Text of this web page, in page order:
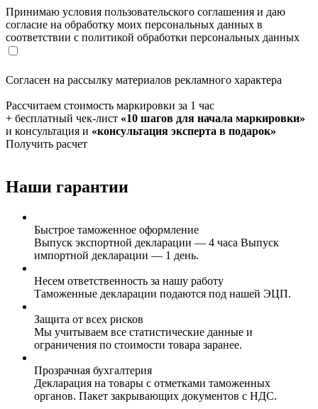
Принимаю условия пользовательского соглашения и даю
согласие на обработку моих персональных данных в
соответствии с политикой обработки персональных данных
Согласен на рассылку материалов рекламного характера
Рассчитаем стоимость маркировки за 1 час
+ бесплатный чек-лист «10 шагов для начала маркировки»
и консультация и «консультация эксперта в подарок»
Получить расчет
Наши гарантии
Быстрое таможенное оформление
Выпуск экспортной декларации — 4 часа Выпуск
импортной декларации — 1 день.
Несем ответственность за нашу работу
Таможенные декларации подаются под нашей ЭЦП.
Защита от всех рисков
Мы учитываем все статистические данные и
ограничения по стоимости товара заранее.
Прозрачная бухгалтерия
Декларация на товары с отметками таможенных
органов. Пакет закрывающих документов с НДС.